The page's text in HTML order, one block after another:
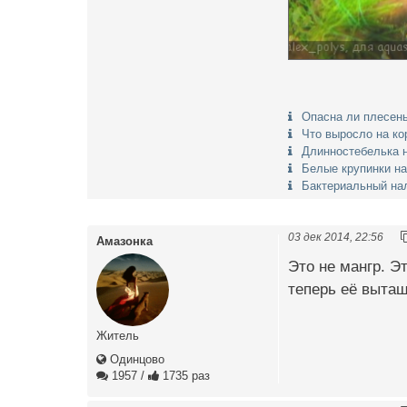
Опасна ли
Что выросло на
Длинностебелька
Белые крупинки
Бактериальный
Амазонка
Житель
Одинцово
1957 / 1735 раз
03 дек 2014, 22:56
Это не мангр.
теперь её